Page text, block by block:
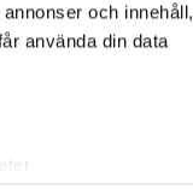
och innehåll,
använda din data